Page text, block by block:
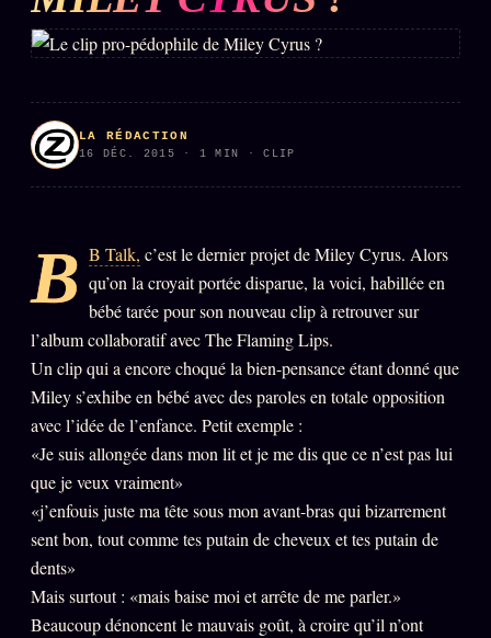
N L'ARCHIVE
✉ INSCRIPTION À LA NEWSLETTER
Rubriques éditoriales
DÉTONATIONS POLITIQUE
RENSEIGNEMENT
BUREAU DE
TENDANCES
MACRONLEAKS SCANDALES
ALT NEWS GOSSIP
PRÉDICTIONS INFOFICTION
L'ORACLE Z/S 12 PRODUITS
LA RÉDACTION
16 DÉC. 2015 · 1 MIN · CLIP
B B Talk, c’est le dernier projet de Miley Cyrus. Alors
qu’on la croyait portée disparue, la voici, habillée en
bébé tarée pour son nouveau clip à retrouver sur
l’album collaboratif avec The Flaming Lips.
Un clip qui a encore choqué la bien-pensance étant donné que
Miley s’exhibe en bébé avec des paroles en totale opposition
avec l’idée de l’enfance. Petit exemple :
«Je suis allongée dans mon lit et je me dis que ce n’est pas lui
que je veux vraiment»
«j’enfouis juste ma tête sous mon avant-bras qui bizarrement
sent bon, tout comme tes putain de cheveux et tes putain de
dents»
Mais surtout : «mais baise moi et arrête de me parler.»
Beaucoup dénoncent le mauvais goût, à croire qu’il n’ont